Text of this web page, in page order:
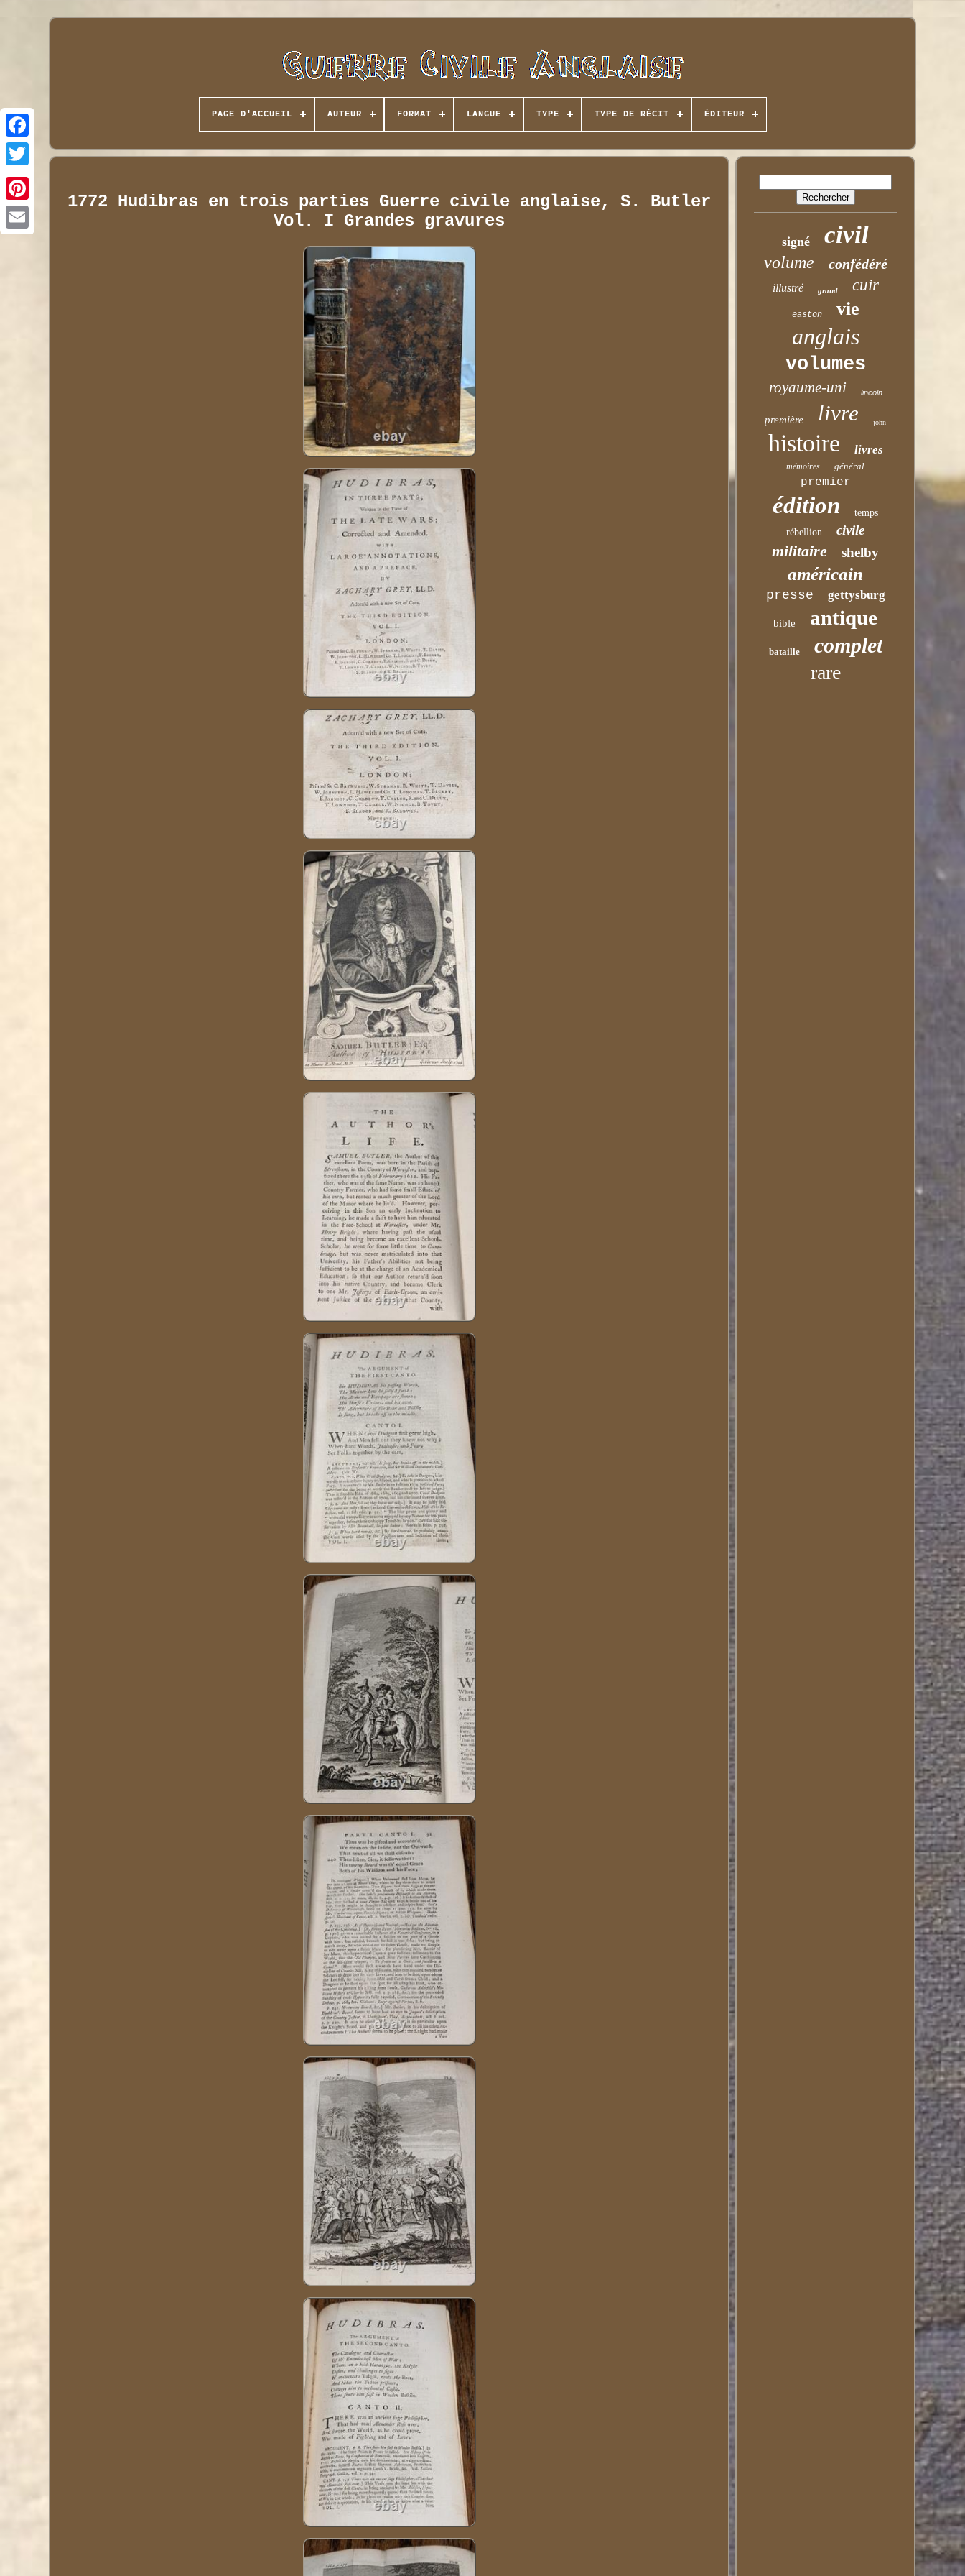
PAGE D'ACCUEIL AUTEUR FORMAT LANGUE TYPE TYPE DE RÉCIT ÉDITEUR
1772 Hudibras en trois parties Guerre civile anglaise, S. Butler
Vol. I Grandes gravures
signé civil
volume confédéré
illustré grand cuir
easton vie
anglais
volumes
royaume-uni lincoln
première livre john
histoire livres
mémoires général
premier
édition
temps
rébellion
civile
militaire shelby
américain
presse gettysburg
bible antique
bataille complet
rare